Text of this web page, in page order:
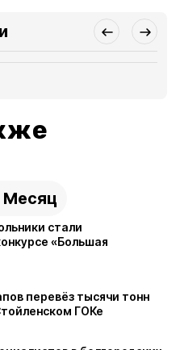
Месяц
стали
«Большая
перевёз тысячи тонн
ГОКе